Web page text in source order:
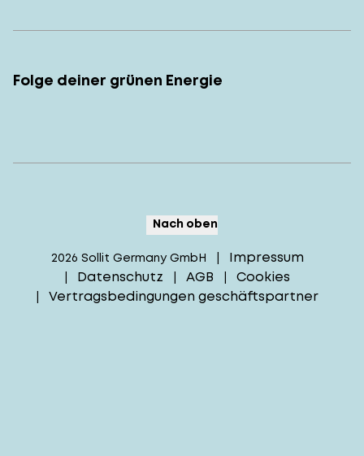
Folge deiner grünen Energie
Nach oben
2026 Sollit Germany GmbH | Impressum
| Datenschutz | AGB | Cookies
| Vertragsbedingungen geschäftspartner